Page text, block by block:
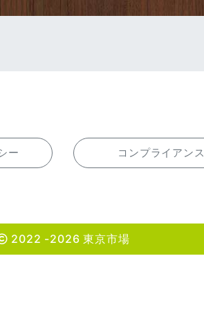
ー コンプライアンス
2022 -2026 東京市場